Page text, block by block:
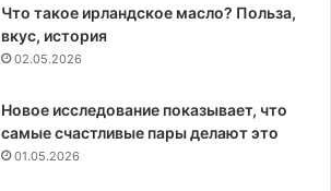
Что такое ирландское масло? Польза,
вкус, история
02.05.2026
Новое исследование показывает, что
самые счастливые пары делают это
01.05.2026